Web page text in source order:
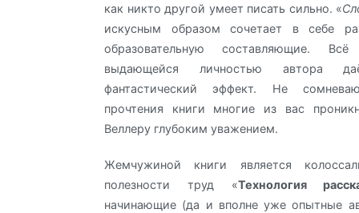
как никто другой умеет писать сильно. «
искусным образом сочетает в себе
образовательную составляющие.
выдающейся личностью автора
фантастический эффект. Не
прочтения книги многие из вас
Веллеру глубоким уважением.
Жемчужиной книги является
полезности труд «Технология
начинающие (да и вполне уже опытные